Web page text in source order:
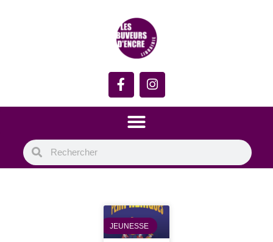
JEUNESSE